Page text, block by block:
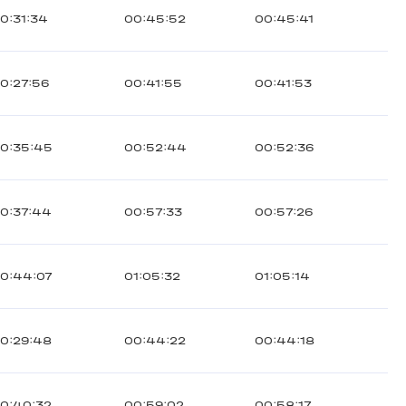
00:45:52 00:45:41
00:41:55 00:41:53
00:52:44 00:52:36
00:57:33 00:57:26
01:05:32 01:05:14
00:44:22 00:44:18